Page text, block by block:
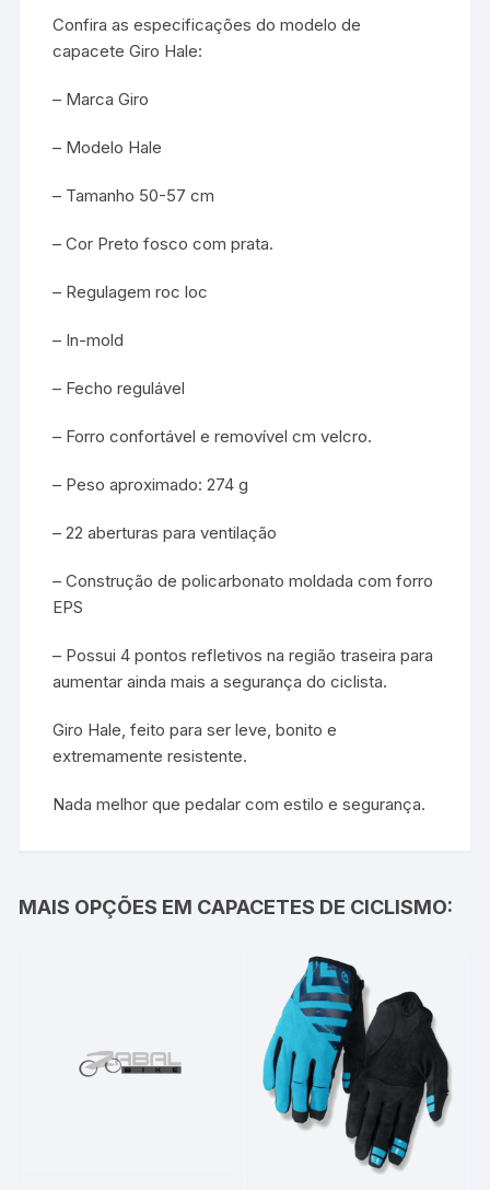
Confira as especificações do modelo de
capacete Giro Hale:
– Marca Giro
– Modelo Hale
– Tamanho 50-57 cm
– Cor Preto fosco com prata.
– Regulagem roc loc
– In-mold
– Fecho regulável
– Forro confortável e removível cm velcro.
– Peso aproximado: 274 g
– 22 aberturas para ventilação
– Construção de policarbonato moldada com forro
EPS
– Possui 4 pontos refletivos na região traseira para
aumentar ainda mais a segurança do ciclista.
Giro Hale, feito para ser leve, bonito e
extremamente resistente.
Nada melhor que pedalar com estilo e segurança.
MAIS OPÇÕES EM CAPACETES DE CICLISMO: